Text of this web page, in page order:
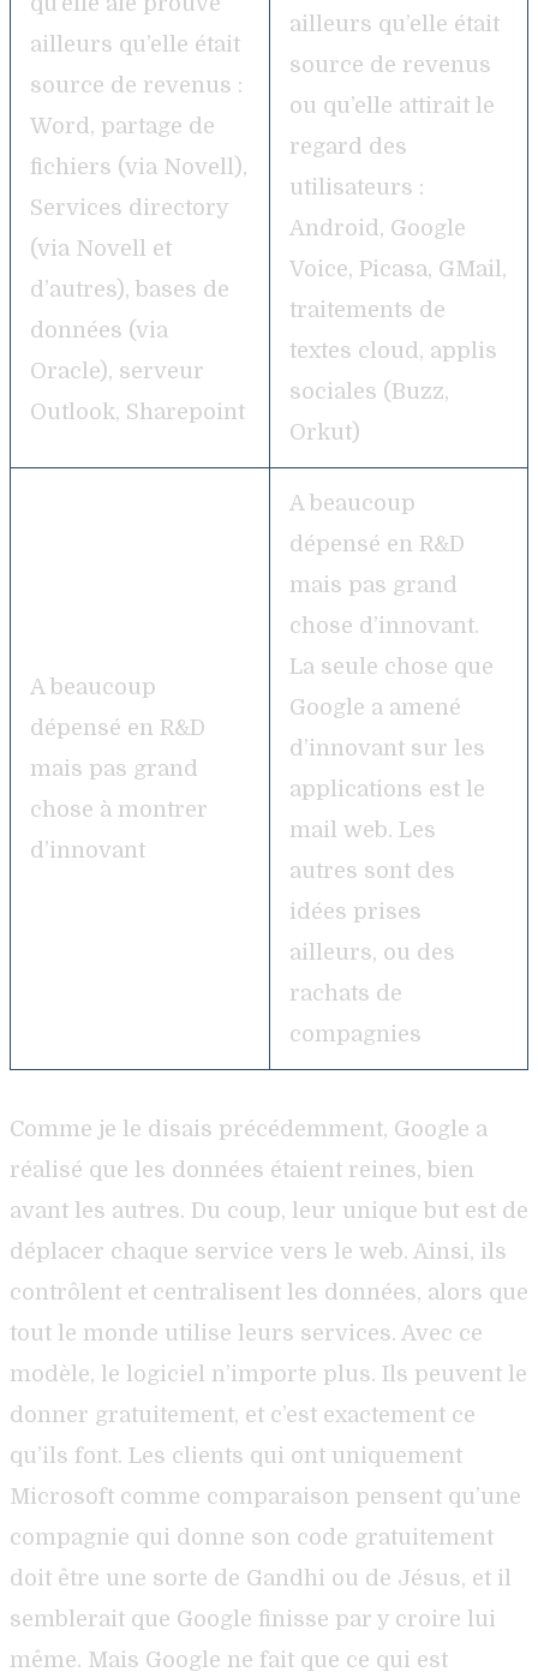
ailleurs qu’elle était
source de revenus :
Word, partage de
fichiers (via Novell),
Services directory
(via Novell et
d’autres), bases de
données (via
Oracle), serveur
Outlook, Sharepoint
ailleurs qu’elle était
source de revenus
ou qu’elle attirait le
regard des
utilisateurs :
Android, Google
Voice, Picasa, GMail,
traitements de
textes cloud, applis
sociales (Buzz,
Orkut)
A beaucoup
dépensé en R&D
mais pas grand
chose à montrer
d’innovant
A beaucoup
dépensé en R&D
mais pas grand
chose d’innovant.
La seule chose que
Google a amené
d’innovant sur les
applications est le
mail web. Les
autres sont des
idées prises
ailleurs, ou des
rachats de
compagnies
Comme je le disais précédemment, Google a
réalisé que les données étaient reines, bien
avant les autres. Du coup, leur unique but est de
déplacer chaque service vers le web. Ainsi, ils
contrôlent et centralisent les données, alors que
tout le monde utilise leurs services. Avec ce
modèle, le logiciel n’importe plus. Ils peuvent le
donner gratuitement, et c’est exactement ce
qu’ils font. Les clients qui ont uniquement
Microsoft comme comparaison pensent qu’une
compagnie qui donne son code gratuitement
doit être une sorte de Gandhi ou de Jésus, et il
semblerait que Google finisse par y croire lui
même. Mais Google ne fait que ce qui est